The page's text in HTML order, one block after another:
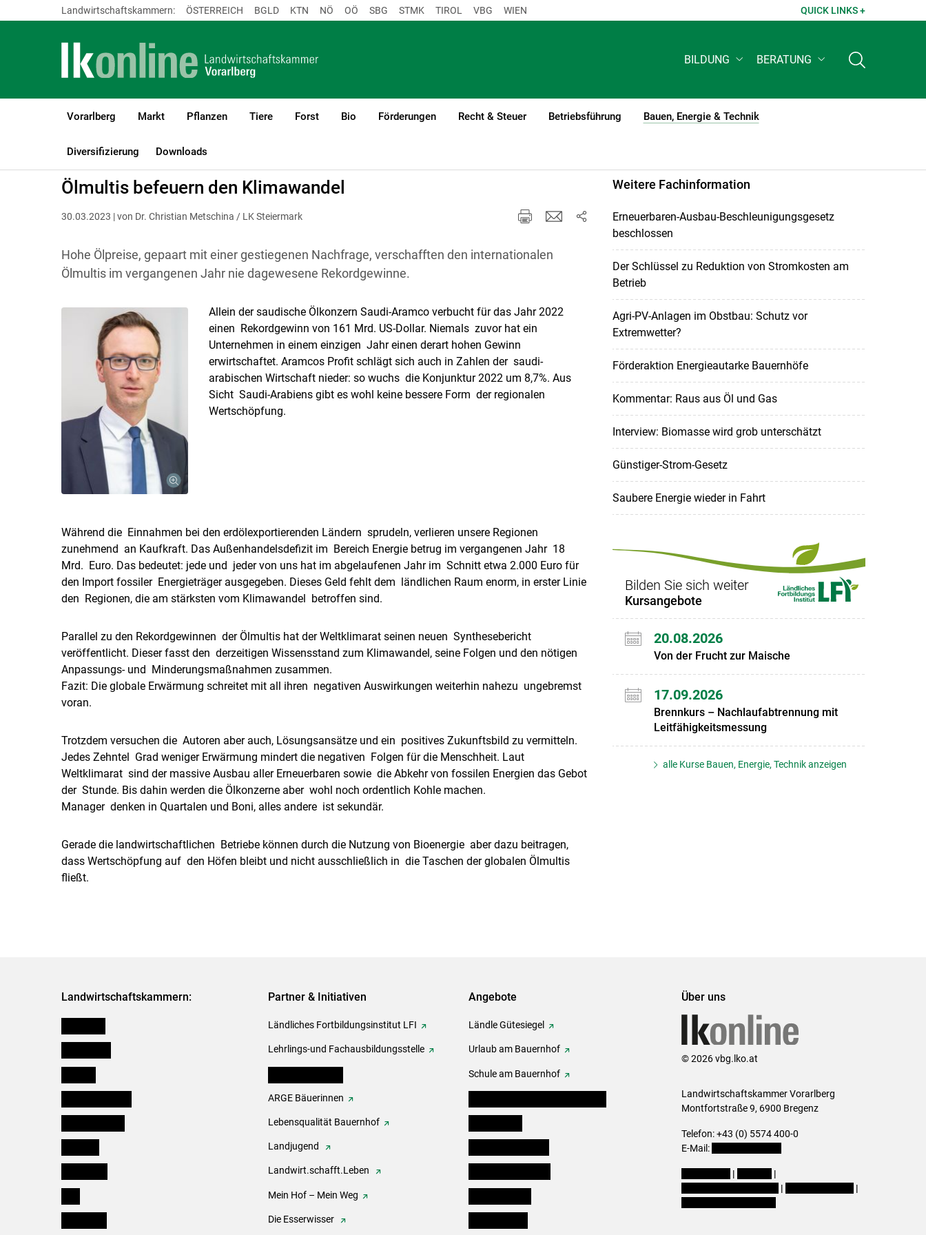
Skip to main content
Landwirtschaftskammern: ÖSTERREICH BGLD KTN NÖ OÖ SBG STMK TIROL VBG WIEN QUICK LINKS +
BILDUNG BERATUNG
Vorarlberg Markt Pflanzen Tiere Forst Bio Förderungen Recht & Steuer Betriebsführung Bauen, Energie & Technik
(current)1
Diversifizierung Downloads
LK Vorarlberg Bauen, Energie & Technik
Ölmultis befeuern den Klimawandel
30.03.2023 | von Dr. Christian Metschina / LK Steiermark
Hohe Ölpreise, gepaart mit einer gestiegenen Nachfrage, verschafften den internationalen
Ölmultis im vergangenen Jahr nie dagewesene Rekordgewinne.
Allein der saudische Ölkonzern Saudi-Aramco verbucht für das Jahr 2022
einen Rekordgewinn von 161 Mrd. US-Dollar. Niemals zuvor hat ein
Unternehmen in einem einzigen Jahr einen derart hohen Gewinn
erwirtschaftet. Aramcos Profit schlägt sich auch in Zahlen der saudi-
arabischen Wirtschaft nieder: so wuchs die Konjunktur 2022 um 8,7%. Aus
Sicht Saudi-Arabiens gibt es wohl keine bessere Form der regionalen
Wertschöpfung.
Während die Einnahmen bei den erdölexportierenden Ländern sprudeln, verlieren unsere Regionen
zunehmend an Kaufkraft. Das Außenhandelsdefizit im Bereich Energie betrug im vergangenen Jahr 18
Mrd. Euro. Das bedeutet: jede und jeder von uns hat im abgelaufenen Jahr im Schnitt etwa 2.000 Euro für
den Import fossiler Energieträger ausgegeben. Dieses Geld fehlt dem ländlichen Raum enorm, in erster Linie
den Regionen, die am stärksten vom Klimawandel betroffen sind.
Parallel zu den Rekordgewinnen der Ölmultis hat der Weltklimarat seinen neuen Synthesebericht
veröffentlicht. Dieser fasst den derzeitigen Wissensstand zum Klimawandel, seine Folgen und den nötigen
Anpassungs- und Minderungsmaßnahmen zusammen.
Fazit: Die globale Erwärmung schreitet mit all ihren negativen Auswirkungen weiterhin nahezu ungebremst
voran.
Trotzdem versuchen die Autoren aber auch, Lösungsansätze und ein positives Zukunftsbild zu vermitteln.
Jedes Zehntel Grad weniger Erwärmung mindert die negativen Folgen für die Menschheit. Laut
Weltklimarat sind der massive Ausbau aller Erneuerbaren sowie die Abkehr von fossilen Energien das Gebot
der Stunde. Bis dahin werden die Ölkonzerne aber wohl noch ordentlich Kohle machen.
Manager denken in Quartalen und Boni, alles andere ist sekundär.
Gerade die landwirtschaftlichen Betriebe können durch die Nutzung von Bioenergie aber dazu beitragen,
dass Wertschöpfung auf den Höfen bleibt und nicht ausschließlich in die Taschen der globalen Ölmultis
fließt.
Weitere Fachinformation
Erneuerbaren-Ausbau-Beschleunigungsgesetz
beschlossen
Der Schlüssel zu Reduktion von Stromkosten am
Betrieb
Agri-PV-Anlagen im Obstbau: Schutz vor
Extremwetter?
Förderaktion Energieautarke Bauernhöfe
Kommentar: Raus aus Öl und Gas
Interview: Biomasse wird grob unterschätzt
Günstiger-Strom-Gesetz
Saubere Energie wieder in Fahrt
Bilden Sie sich weiter
Kursangebote
20.08.2026
Von der Frucht zur Maische
17.09.2026
Brennkurs – Nachlaufabtrennung mit
Leitfähigkeitsmessung
alle Kurse Bauen, Energie, Technik anzeigen
Landwirtschaftskammern: Partner & Initiativen
Ländliches Fortbildungsinstitut LFI
Lehrlings-und Fachausbildungsstelle
ARGE Bäuerinnen
Lebensqualität Bauernhof
Landjugend
Landwirt.schafft.Leben
Mein Hof – Mein Weg
Die Esserwisser
Angebote
Ländle Gütesiegel
Urlaub am Bauernhof
Schule am Bauernhof
Über uns
© 2026 vbg.lko.at
Landwirtschaftskammer Vorarlberg
Montfortstraße 9, 6900 Bregenz
Telefon: +43 (0) 5574 400-0
E-Mail:
|
|
|
|